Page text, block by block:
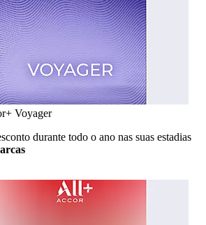
Voyager
durante todo o ano nas suas estadias